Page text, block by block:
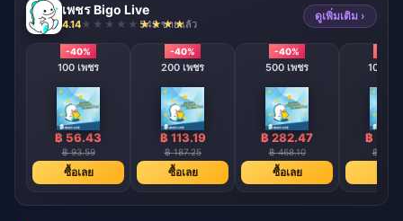
เพชร Bigo Live
4.14 549 ขายแล้ว
ดูเพิ่มเติม ›
-40%
100 เพชร
฿ 56.43
฿ 93.59
ซื้อเลย
-40%
200 เพชร
฿ 113.19
฿ 187.25
ซื้อเลย
-40%
500 เพชร
฿ 282.47
฿ 468.10
ซื้อเลย
1000 เ
฿
฿